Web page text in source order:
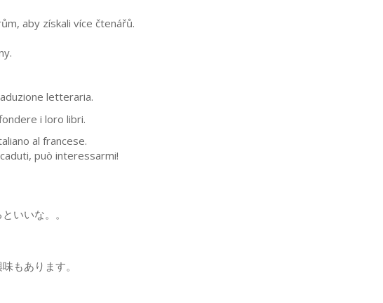
aby získali více čtenářů.
letteraria.
i loro libri.
al francese.
può interessarmi!
いいな。。
もあります。